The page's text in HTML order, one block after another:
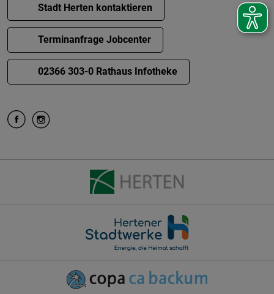
Stadt Herten kontaktieren
Terminanfrage Jobcenter
02366 303-0 Rathaus Infotheke